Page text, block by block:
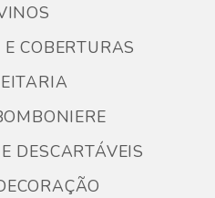
COBERTURAS
DESCARTÁVEIS